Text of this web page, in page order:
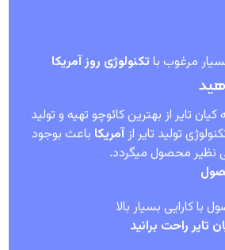
مرغوب با تکنولوژی روز آمریکا
کیان تایر از بهترین کائوچو تهیه و تولید
تولید تایر ازآمریکا باعث بوجود
نظیر محصول میگردد.
کارایی بسیار بالا
تایر راحت برانید